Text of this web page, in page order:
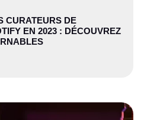
CURATEURS DE
EN 2023 : DÉCOUVREZ